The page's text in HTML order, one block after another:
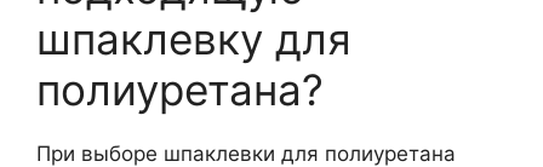
шпаклевку для
полиуретана?
При выборе шпаклевки для полиуретана